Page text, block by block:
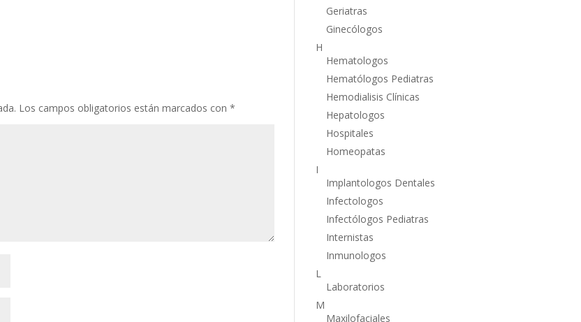
Los campos obligatorios están marcados con *
Geriatras
Ginecólogos
H
Hematologos
Hematólogos Pediatras
Hemodialisis Clínicas
Hepatologos
Hospitales
Homeopatas
I
Implantologos Dentales
Infectologos
Infectólogos Pediatras
Internistas
Inmunologos
L
Laboratorios
M
Maxilofaciales